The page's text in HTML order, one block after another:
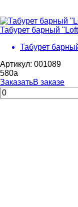
Табурет барный
Табурет
Артикул: 001089
580a
ЗаказатьВ заказе